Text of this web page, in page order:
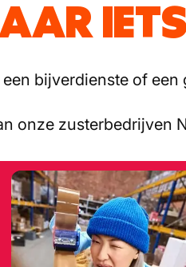
bijverdienste of
onze zusterbedrijven